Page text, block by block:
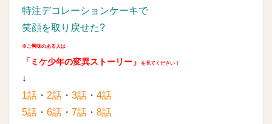
特注デコレーションケーキで
笑顔を取り戻せた?
※ご興味のある人は
「ミケ少年の変異ストーリー」 を見てください！
↓
1話 ・ 2話 ・ 3話 ・ 4話
5話 ・ 6話 ・ 7話 ・ 8話